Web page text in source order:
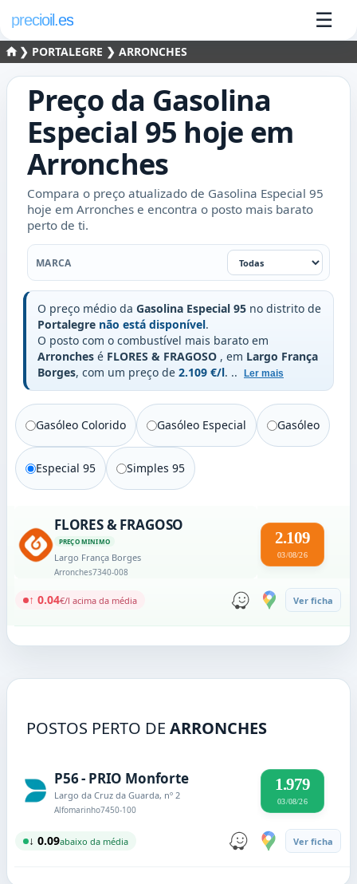
precioil.es ☰
❯ PORTALEGRE ❯ ARRONCHES
Preço da Gasolina
Especial 95 hoje em
Arronches
Compara o preço atualizado de Gasolina Especial 95
hoje em Arronches e encontra o posto mais barato
perto de ti.
Marca
MARCA
O preço médio da Gasolina Especial 95 no distrito de
Portalegre não está disponível.
O posto com o combustível mais barato em
Arronches é FLORES & FRAGOSO , em Largo França
Borges, com um preço de 2.109 €/l. .. Ler mais
Gasóleo Colorido Gasóleo Especial Gasóleo
Especial 95 Simples 95
FLORES & FRAGOSO
PREÇO MINIMO
Largo França Borges
Arronches7340-008
2.109
03/08/26
↑ 0.04€/l acima da média Ver ficha
POSTOS PERTO DE ARRONCHES
P56 - PRIO Monforte
Largo da Cruz da Guarda, nº 2
Alfomarinho7450-100
1.979
03/08/26
↓ 0.09abaixo da média Ver ficha